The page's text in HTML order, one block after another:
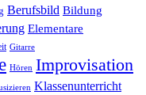
Berufsbild Bildung
Elementare
Gitarre
Hören Improvisation
Klassenunterricht